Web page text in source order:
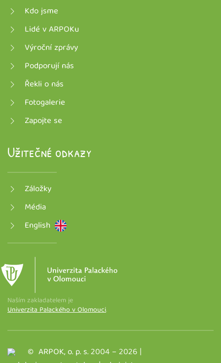
Kdo jsme
Lidé v ARPOKu
Výroční zprávy
Podporují nás
Řekli o nás
Fotogalerie
Zapojte se
Užitečné odkazy
Záložky
Média
English
Naším zakladatelem je
Univerzita Palackého v Olomouci.
© ARPOK, o. p. s. 2004 – 2026 |